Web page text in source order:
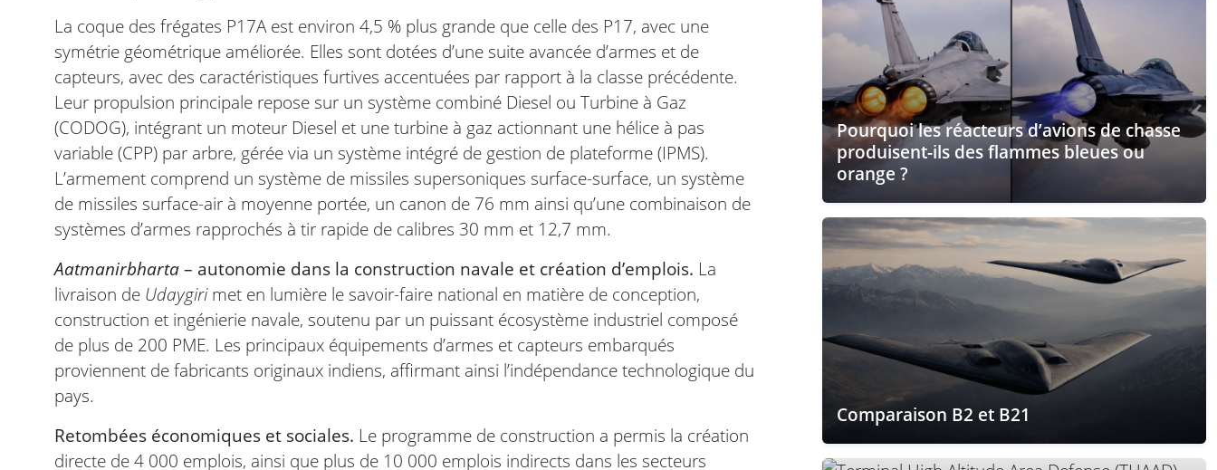
La coque des frégates P17A est environ 4,5 % plus grande que celle des P17, avec une
symétrie géométrique améliorée. Elles sont dotées d’une suite avancée d’armes et de
capteurs, avec des caractéristiques furtives accentuées par rapport à la classe précédente.
Leur propulsion principale repose sur un système combiné Diesel ou Turbine à Gaz
(CODOG), intégrant un moteur Diesel et une turbine à gaz actionnant une hélice à pas
variable (CPP) par arbre, gérée via un système intégré de gestion de plateforme (IPMS).
L’armement comprend un système de missiles supersoniques surface-surface, un système
de missiles surface-air à moyenne portée, un canon de 76 mm ainsi qu’une combinaison de
systèmes d’armes rapprochés à tir rapide de calibres 30 mm et 12,7 mm.
Aatmanirbharta– autonomie dans la construction navale et création d’emplois. La
livraison de Udaygirimet en lumière le savoir-faire national en matière de conception,
construction et ingénierie navale, soutenu par un puissant écosystème industriel composé
de plus de 200 PME. Les principaux équipements d’armes et capteurs embarqués
proviennent de fabricants originaux indiens, affirmant ainsi l’indépendance technologique du
pays.
Retombées économiques et sociales. Le programme de construction a permis la création
directe de 4 000 emplois, ainsi que plus de 10 000 emplois indirects dans les secteurs
Pourquoi les réacteurs d’avions de chasse
produisent-ils des flammes bleues ou
orange ?
Comparaison B2 et B21